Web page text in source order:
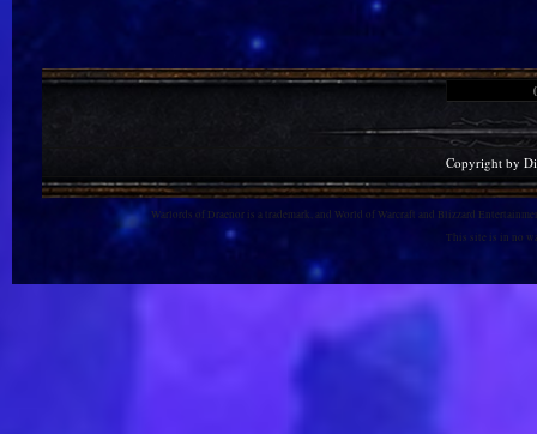
Copyright by
Warlords of Draenor is a trademark, and World of Warcraft and Blizzard
This site is in no